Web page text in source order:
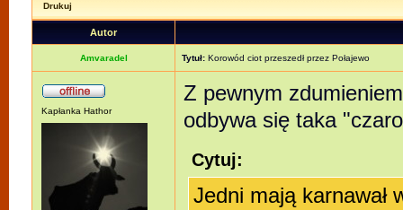
Drukuj
Autor
Amvaradel Tytuł: Korowód ciot przeszedł przez Połajewo
Kapłanka Hathor
Z pewnym
odbywa się taka
Cytuj:
Jedni mają karnawał